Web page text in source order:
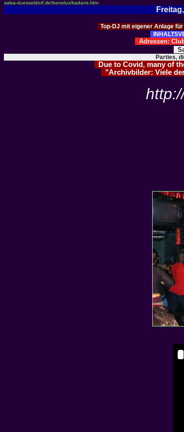
salsa-duesseldorf.de/benelux/kadans.htm
Top-DJ mit eigener Anlage
Adressen:
Parties,
Due to Covid, many of
"Archivbilder: Viele